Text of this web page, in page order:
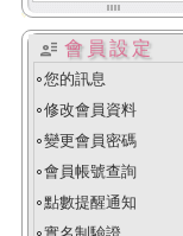
user_attributes 會員設定
fiber_manual_record 您的訊息
fiber_manual_record 修改會員資料
fiber_manual_record 變更會員密碼
fiber_manual_record 會員帳號查詢
fiber_manual_record 點數提醒通知
fiber_manual_record